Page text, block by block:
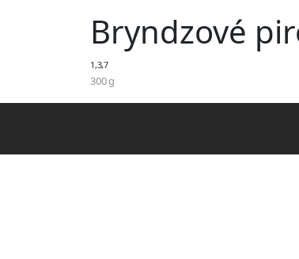
Bryndzové
1,3,7
300 g